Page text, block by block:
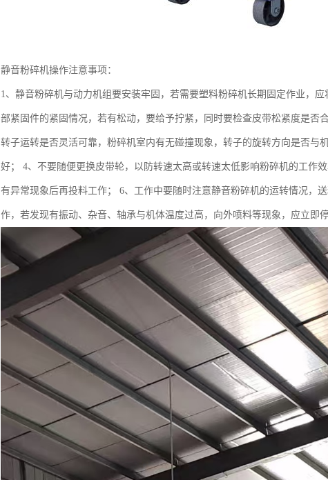
静音粉碎机操作注意事项：
1、静音粉碎机与动力机组要安装牢固，若需要塑料粉碎机长期固定作业，
部紧固件的紧固情况，若有松动，要给予拧紧，同时要检查皮带松紧度是否
转子运转是否灵活可靠，粉碎机室内有无碰撞现象，转子的旋转方向是否与
好； 4、不要随便更换皮带轮，以防转速太高或转速太低影响粉碎机的工作
有异常现象后再投料工作； 6、工作中要随时注意静音粉碎机的运转情况，
作，若发现有振动、杂音、轴承与机体温度过高，向外喷料等现象，应立即